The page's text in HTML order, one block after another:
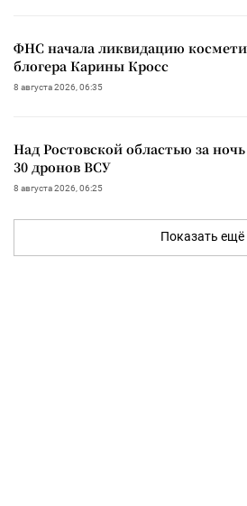
ФНС начала ликвидацию
блогера Карины Кросс
8 августа 2026, 06:35
Над Ростовской областью за
30 дронов ВСУ
8 августа 2026, 06:25
Показать ещё